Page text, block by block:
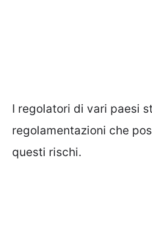
I regolatori di vari paesi
regolamentazioni che
questi rischi.